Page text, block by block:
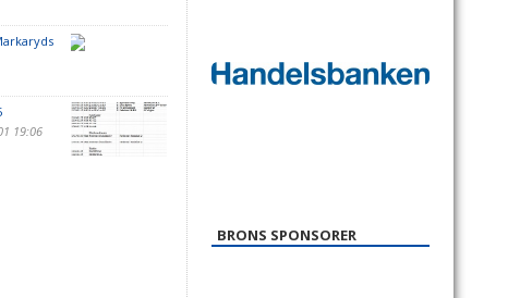
19:06
BRONS SPONSORER